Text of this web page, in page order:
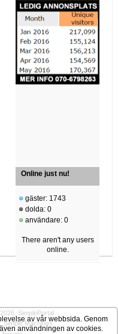
Online just nu!
gäster: 1743
dolda: 0
användare: 0
There aren't any users
online.
SimplePortal
,Simple Machines
av vår webbsida. Genom
användningen av cookies.